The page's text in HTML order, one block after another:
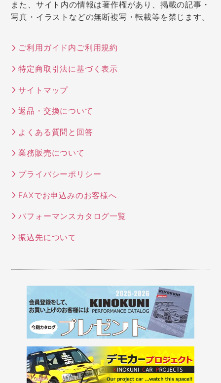
また、サイト内の情報は著作権があり、掲載の記事・
写真・イラストなどの無断複写・転載等を禁じます。
ご利用ガイド内ご利用規約
特定商取引法に基づく表示
サイトマップ
返品・交換について
よくある質問と回答
業務販売について
プライバシーポリシー
FAXでお申込みのお客様へ
パフォーマンスカタログ一覧
振込先について